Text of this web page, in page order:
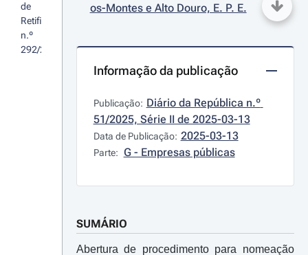
de
Retificação
n.º
292/2025/2
os-Montes e Alto Douro, E. P. E.
Informação da publicação
Publicação: Diário da República n.º
51/2025, Série II de 2025-03-13
Data de Publicação: 2025-03-13
Parte: G - Empresas públicas
SUMÁRIO
Abertura de procedimento para nomeação